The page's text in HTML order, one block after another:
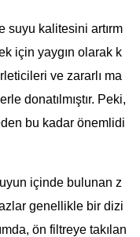
suyu kalitesini artırm
için yaygın olarak k
ve zararlı ma
donatılmıştır. Peki,
bu kadar önemlidi
içinde bulunan z
genellikle bir dizi
ön filtreye takılan